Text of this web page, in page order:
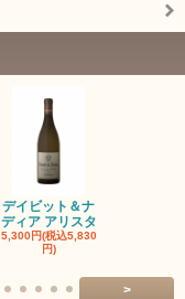
デイビット＆ナ
ディア アリスタ
5,300円(税込5,830
円)
>